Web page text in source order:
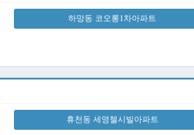
하망동 코오롱1차아파트
휴천동 세영첼시빌아파트